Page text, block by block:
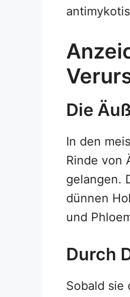
Die
In den
Rinde von
gelangen.
dünnen
und
Durch
Sobald sie